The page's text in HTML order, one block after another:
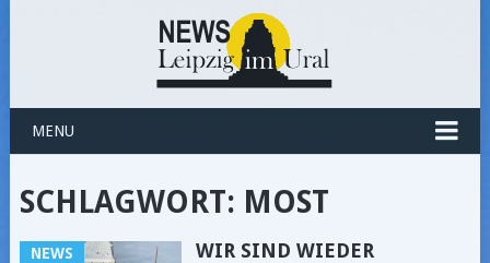
MENU
SCHLAGWORT: MOST
NEWS
WIR SIND WIEDER